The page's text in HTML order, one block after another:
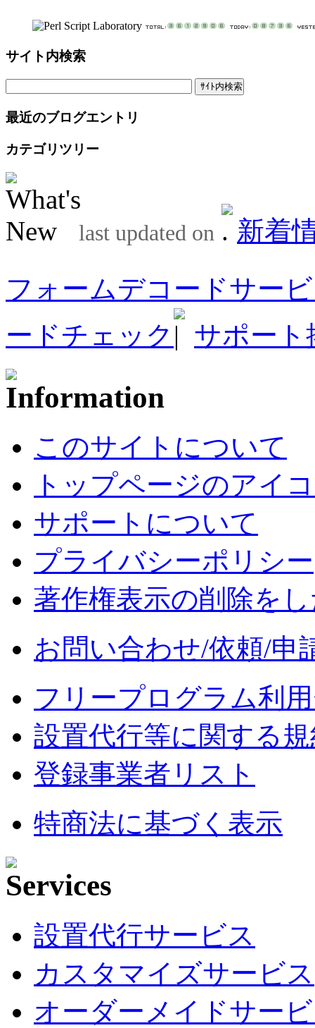
サイト内検索
最近のブログエントリ
カテゴリツリー
last updated on
新着
フォームデコードサー
ードチェック
サポート
このサイトについて
トップページのアイ
サポートについて
プライバシーポリシー
著作権表示の削除を
お問い合わせ/依頼/申
フリープログラム利
設置代行等に関する
登録事業者リスト
特商法に基づく表示
設置代行サービス
カスタマイズサービス
オーダーメイドサー